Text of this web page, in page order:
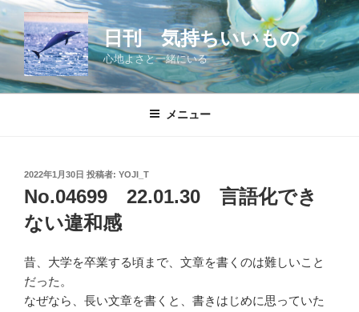
コ
ン
テ
ツ
日刊 気持ちいいもの
心地よさと一緒にいる
メニュー
投
稿
日:
2022年1月30日 投稿者: YOJI_T
No.04699 22.01.30 言語化でき
ない違和感
昔、大学を卒業する頃まで、文章を書くのは難しいこと
だった。
なぜなら、長い文章を書くと、書きはじめに思っていた